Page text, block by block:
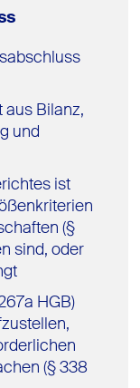
aus Bilanz,
und
ist
(§
sind, oder
HGB)
(§ 338